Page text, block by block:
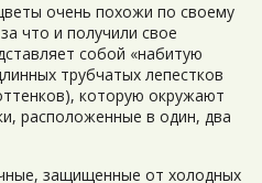
очень похожи по своему
что и получили свое
собой «набитую
трубчатых лепестков
которую окружают
расположенные в один, два
защищенные от холодных